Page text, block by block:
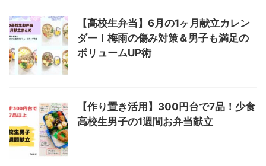
【高校生弁当】6月の1ヶ月献立カレン
ダー！梅雨の傷み対策＆男子も満足の
ボリュームUP術
【作り置き活用】300円台で7品！少食
高校生男子の1週間お弁当献立